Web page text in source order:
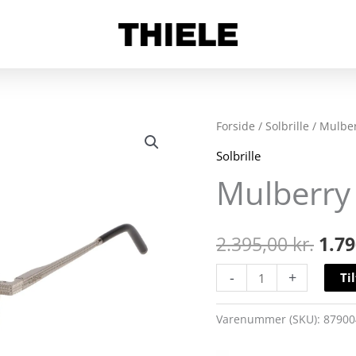
Forside / Solbrille /
Solbrille
Mulberry
2.395,00kr.
Den
pris
-
Mulberry
041
+
Varenummer (SKU):